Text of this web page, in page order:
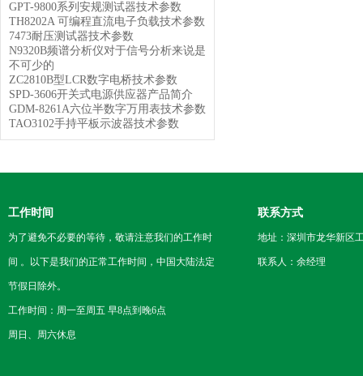
GPT-9800系列安规测试器技术参数
TH8202A 可编程直流电子负载技术参数
7473耐压测试器技术参数
N9320B频谱分析仪对于信号分析来说是
不可少的
ZC2810B型LCR数字电桥技术参数
SPD-3606开关式电源供应器产品简介
GDM-8261A六位半数字万用表技术参数
TAO3102手持平板示波器技术参数
工作时间
为了避免不必要的等待，敬请注意我们的工作时
间 。以下是我们的正常工作时间，中国大陆法定
节假日除外。
工作时间：周一至周五 早8点到晚6点
周日、周六休息
联系方式
地址：深圳市龙华新区
联系人：余经理